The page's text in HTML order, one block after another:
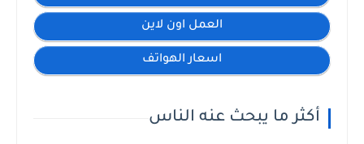
العمل اون لاين
اسعار الهواتف
أكثر ما يبحث عنه الناس